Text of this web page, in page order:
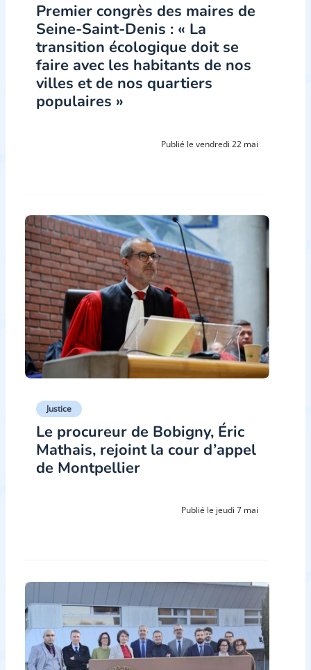
Premier congrès des maires de
Seine-Saint-Denis : « La
transition écologique doit se
faire avec les habitants de nos
villes et de nos quartiers
populaires »
Publié le vendredi 22 mai
Justice
Le procureur de Bobigny, Éric
Mathais, rejoint la cour d’appel
de Montpellier
Publié le jeudi 7 mai